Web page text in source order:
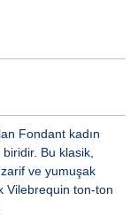
Fondant kadın
Bu klasik,
ve yumuşak
Vilebrequin ton-ton